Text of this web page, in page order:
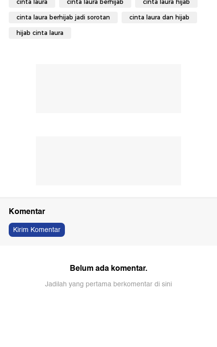
cinta laura cinta laura berhijab cinta laura hijab
cinta laura berhijab jadi sorotan cinta laura dan hijab
hijab cinta laura
Komentar
Kirim Komentar
Belum ada komentar.
Jadilah yang pertama berkomentar di sini